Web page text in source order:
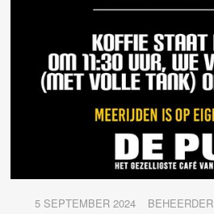
5 SEPTEMBER 2024 BEHEERDER